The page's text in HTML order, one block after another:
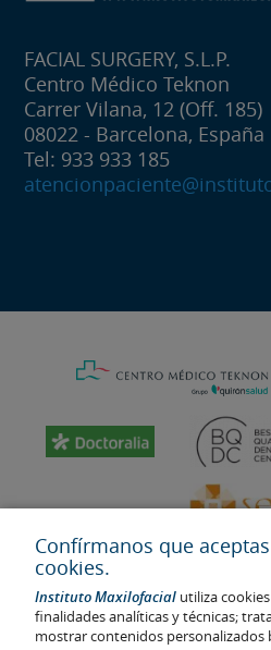
FACIAL SURGERY, S.L.P.
Centro Médico Teknon
Carrer Vilana, 12 (Off. 185)
08022 - Barcelona, España
Tel: 933 933 185
Confírmanos que
cookies.
Instituto Maxilofacial utiliza
finalidades analíticas y técnicas;
mostrar contenidos personalizados